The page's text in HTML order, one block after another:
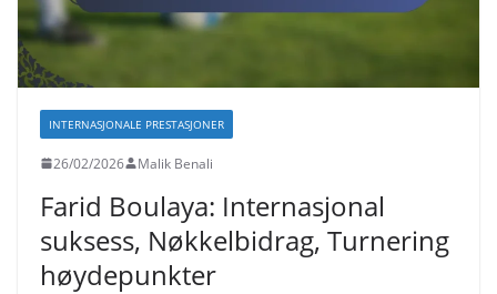
INTERNASJONALE PRESTASJONER
26/02/2026 Malik Benali
Farid Boulaya: Internasjonal
suksess, Nøkkelbidrag, Turnering
høydepunkter